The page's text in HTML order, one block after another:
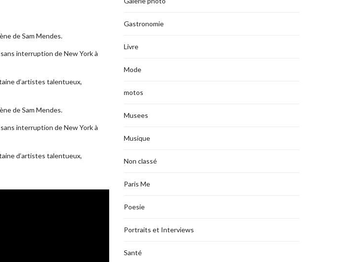
de Sam Mendes.
interruption de New York à
d’artistes talentueux,
de Sam Mendes.
interruption de New York à
d’artistes talentueux,
Gastronomie
Livre
Mode
motos
Musees
Musique
Non classé
Paris Me
Poesie
Portraits et Interviews
Santé